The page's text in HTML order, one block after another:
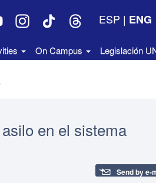
ESP | ENG
On Campus Legislación
CNDH
en el sistema
Send by e-